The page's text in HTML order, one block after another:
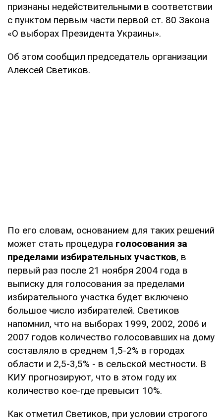
признаны недействительными в соответствии
с пунктом первым части первой ст. 80 Закона
«О выборах Президента Украины».
Об этом сообщил председатель организации
Алексей Светиков.
По его словам, основанием для таких решений
может стать процедура голосования за
пределами избирательных участков, в
первый раз после 21 ноября 2004 года в
выписку для голосования за пределами
избирательного участка будет включено
большое число избирателей. Светиков
напомнил, что на выборах 1999, 2002, 2006 и
2007 годов количество голосовавших на дому
составляло в среднем 1,5-2% в городах
области и 2,5-3,5% - в сельской местности. В
КИУ прогнозируют, что в этом году их
количество кое-где превысит 10%.
Как отметил Светиков, при условии строгого